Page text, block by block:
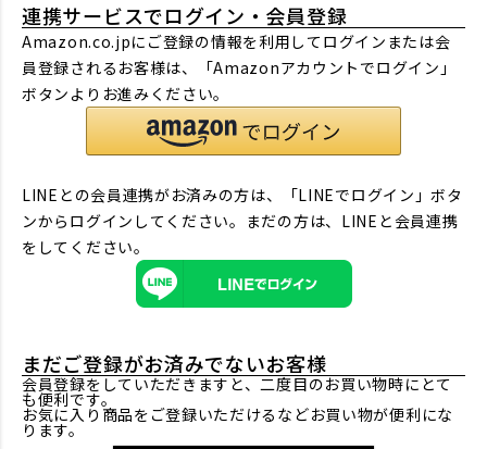
連携サービスでログイン・会員登録
Amazon.co.jpにご登録の情報を利用してログインまたは会
員登録されるお客様は、「Amazonアカウントでログイン」
ボタンよりお進みください。
LINEとの会員連携がお済みの方は、「LINEでログイン」ボタ
ンからログインしてください。まだの方は、 LINEと会員連携
をしてください。
まだご登録がお済みでないお客様
会員登録をしていただきますと、二度目のお買い物時にとて
も便利です。
お気に入り商品をご登録いただけるなどお買い物が便利にな
ります。